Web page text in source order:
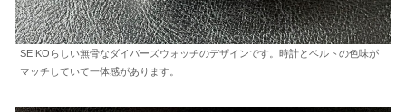
SEIKOらしい無骨なダイバーズウォッチのデザインです。時計とベルトの色味が
マッチしていて一体感があります。